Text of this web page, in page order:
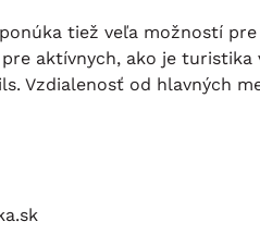
ponúka tiež veľa možností
pre aktívnych, ako je
Vzdialenosť od hlavných